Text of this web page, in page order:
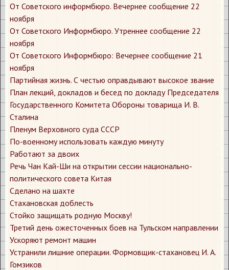
От Советского информбюро. Вечернее сообщение 22
ноября
От Советского Информбюро. Утреннее сообщение 22
ноября
От Советского Информбюро: ​Вечернее сообщение 21
ноября
Партийная жизнь. С честью оправдывают высокое звание
План лекций, докладов и бесед по докладу Председателя
Государственного Комитета Обороны товарища И. В.
Сталина
Пленум Верховного суда СССР
По-военному использовать каждую минуту
Работают за двоих
Речь Чан Кай-Ши на открытии сессии национально-
политического совета Китая
Сделано на шахте
Стахановская доблесть
Стойко защищать родную Москву!
Третий день ожесточенных боев на Тульском направлении
Ускоряют ремонт машин
Устранили лишние операции. Формовщик-стахановец И. А.
Гомзиков